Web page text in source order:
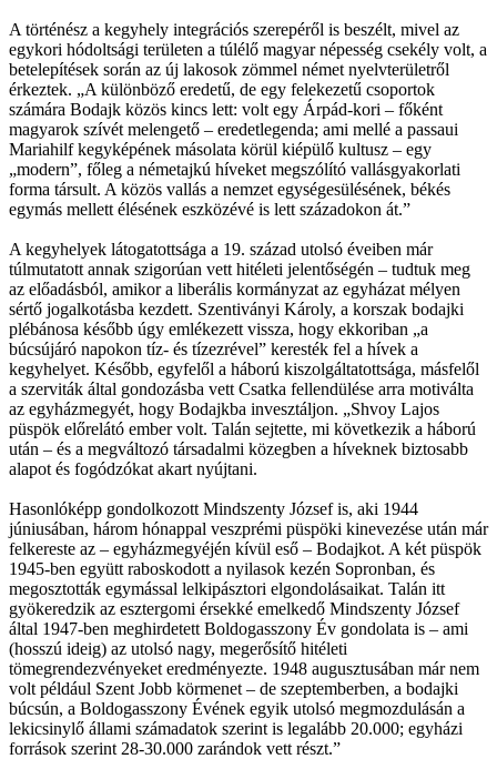
A történész a kegyhely integrációs szerepéről is beszélt, mivel az
egykori hódoltsági területen a túlélő magyar népesség csekély volt, a
betelepítések során az új lakosok zömmel német nyelvterületről
érkeztek. „A különböző eredetű, de egy felekezetű csoportok
számára Bodajk közös kincs lett: volt egy Árpád-kori – főként
magyarok szívét melengető – eredetlegenda; ami mellé a passaui
Mariahilf kegyképének másolata körül kiépülő kultusz – egy
„modern”, főleg a németajkú híveket megszólító vallásgyakorlati
forma társult. A közös vallás a nemzet egységesülésének, békés
egymás mellett élésének eszközévé is lett századokon át.”
A kegyhelyek látogatottsága a 19. század utolsó éveiben már
túlmutatott annak szigorúan vett hitéleti jelentőségén – tudtuk meg
az előadásból, amikor a liberális kormányzat az egyházat mélyen
sértő jogalkotásba kezdett. Szentiványi Károly, a korszak bodajki
plébánosa később úgy emlékezett vissza, hogy ekkoriban „a
búcsújáró napokon tíz- és tízezrével” keresték fel a hívek a
kegyhelyet. Később, egyfelől a háború kiszolgáltatottsága, másfelől
a szerviták által gondozásba vett Csatka fellendülése arra motiválta
az egyházmegyét, hogy Bodajkba invesztáljon. „Shvoy Lajos
püspök előrelátó ember volt. Talán sejtette, mi következik a háború
után – és a megváltozó társadalmi közegben a híveknek biztosabb
alapot és fogódzókat akart nyújtani.
Hasonlóképp gondolkozott Mindszenty József is, aki 1944
júniusában, három hónappal veszprémi püspöki kinevezése után már
felkereste az – egyházmegyéjén kívül eső – Bodajkot. A két püspök
1945-ben együtt raboskodott a nyilasok kezén Sopronban, és
megosztották egymással lelkipásztori elgondolásaikat. Talán itt
gyökeredzik az esztergomi érsekké emelkedő Mindszenty József
által 1947-ben meghirdetett Boldogasszony Év gondolata is – ami
(hosszú ideig) az utolsó nagy, megerősítő hitéleti
tömegrendezvényeket eredményezte. 1948 augusztusában már nem
volt például Szent Jobb körmenet – de szeptemberben, a bodajki
búcsún, a Boldogasszony Évének egyik utolsó megmozdulásán a
lekicsinylő állami számadatok szerint is legalább 20.000; egyházi
források szerint 28-30.000 zarándok vett részt.”